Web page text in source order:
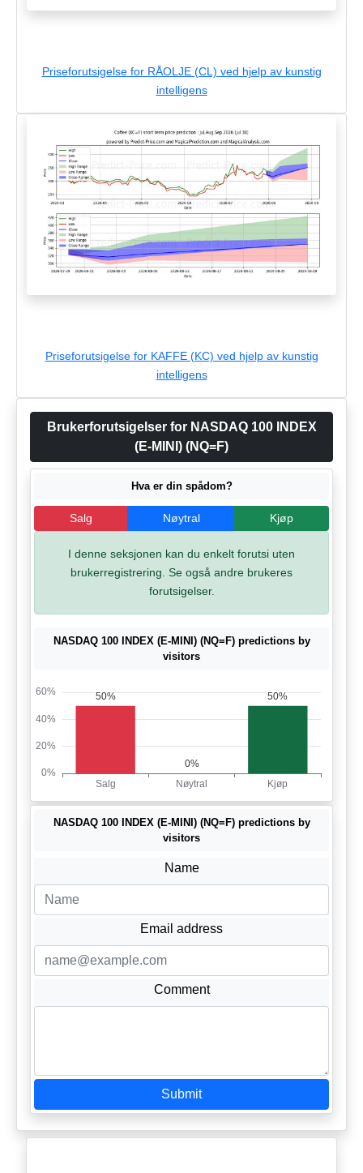
Priseforutsigelse for RÅOLJE (CL) ved hjelp av kunstig
intelligens
Priseforutsigelse for KAFFE (KC) ved hjelp av kunstig
intelligens
Brukerforutsigelser for NASDAQ 100 INDEX
(E-MINI) (NQ=F)
Hva er din spådom?
Salg Nøytral Kjøp
I denne seksjonen kan du enkelt forutsi uten
brukerregistrering. Se også andre brukeres
forutsigelser.
NASDAQ 100 INDEX (E-MINI) (NQ=F) predictions by
visitors
NASDAQ 100 INDEX (E-MINI) (NQ=F) predictions by
visitors
Name
Email address
Comment
Submit